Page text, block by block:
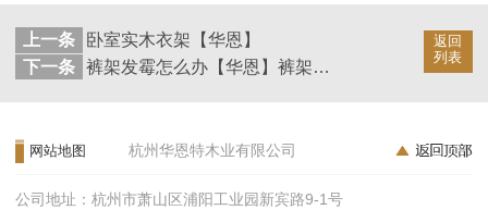
返回
列表
上一条
卧室实木衣架【华恩】
下一条
裤架发霉怎么办【华恩】裤架清洗保养的小妙招
网站地图 杭州华恩特木业有限公司
公司地址：杭州市萧山区浦阳工业园新宾路9-1号